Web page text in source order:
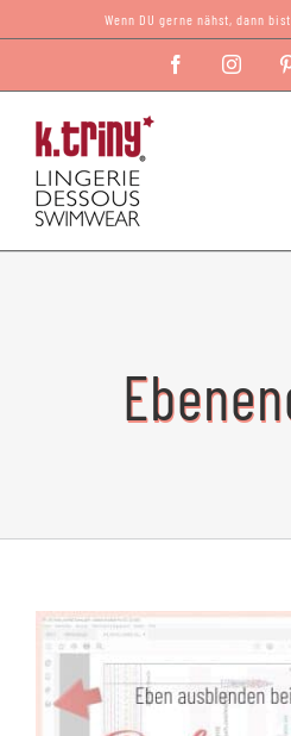
Inhalt
Wenn DU gerne nähst, dann
Facebook